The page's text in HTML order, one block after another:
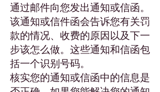
通过邮件向您发出通知或信函。
该通知或信件函会告诉您有关罚
款的情况、收费的原因以及下一
步该怎么做。这些通知和信函包
括一个识别号码。
核实您的通知或信函中的信息是